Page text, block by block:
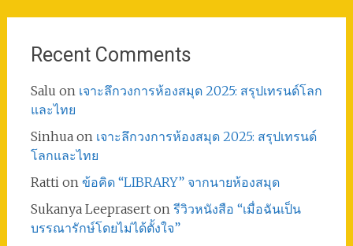
Recent Comments
Salu on เจาะลึกวงการห้องสมุด 2025: สรุปเทรนด์โลก
และไทย
Sinhuaon เจาะลึกวงการห้องสมุด 2025: สรุปเทรนด์
โลกและไทย
Rattion ข้อคิด “LIBRARY” จากนายห้องสมุด
Sukanya Leepraserton รีวิวหนังสือ “เมื่อฉันเป็น
บรรณารักษ์โดยไม่ได้ตั้งใจ”